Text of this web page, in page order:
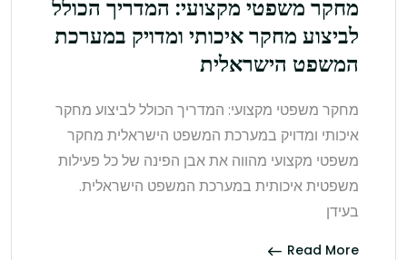
מחקר משפטי מקצועי: המדריך הכולל
לביצוע מחקר איכותי ומדויק במערכת
המשפט הישראלית
מחקר משפטי מקצועי: המדריך הכולל לביצוע מחקר
איכותי ומדויק במערכת המשפט הישראלית מחקר
משפטי מקצועי מהווה את אבן הפינה של כל פעילות
משפטית איכותית במערכת המשפט הישראלית.
בעידן
Read More